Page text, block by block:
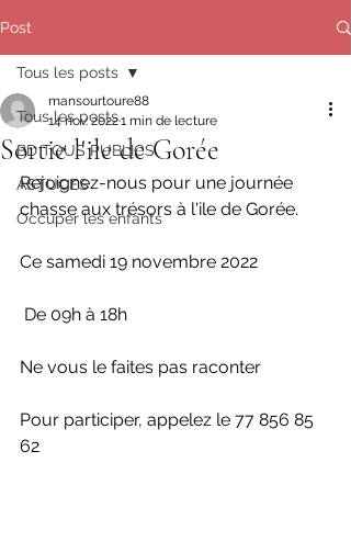
Post
Tous les posts
BD TOUS PUBLICS
ASTUCES
Occuper les enfants
Tous les posts
Sortie l'ile de Gorée
mansourtoure88
14 nov. 20221 min de lecture
Rejoignez-nous pour une journée
chasse aux trésors à l'ile de Gorée.
Ce samedi 19 novembre 2022
De 09h à 18h
Ne vous le faites pas raconter
Pour participer, appelez le 77 856 85
62